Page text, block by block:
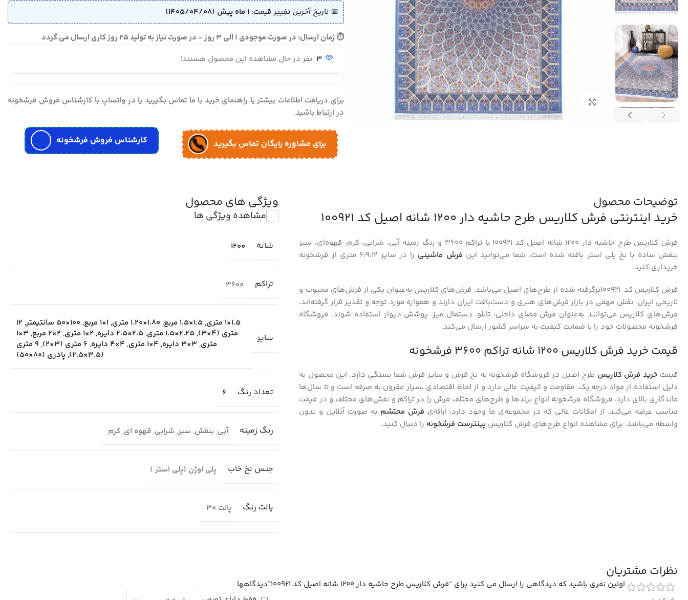
بزرگنمایی تصویر
📅 تاریخ آخرین تغییر قیمت: 1 ماه پیش (1405/04/08)
⏱ زمان ارسال: در صورت موجودی 1 الی 3 روز - در صورت نیاز به تولید 25 روز کاری ارسال می گردد
3 نفر در حال مشاهده این محصول هستند!
برای دریافت اطلاعات بیشتر یا راهنمای خرید با ما تماس بگیرید یا در واتساپ با کارشناس فروش فرشخونه
در ارتباط باشید.
برای مشاوره رایگان تماس بگیرید کارشناس فروش فرشخونه
توضیحات محصول
خرید اینترنتی فرش کلاریس طرح حاشیه دار 1200 شانه اصیل کد 100921
فرش کلاریس طرح حاشیه دار 1200 شانه اصیل کد 100921 با تراکم ۳۶۰۰ و رنگ زمینه آبی، شرابی، کرم، قهوه‌ای، سبز
بنفش ساده با نخ پلی استر بافته شده است. شما می‌توانید این فرش ماشینی
را در سایز ۶،۹،۱۲ متری از فرشخونه
خریداری کنید.
فرش کلاریس کد 100921برگرفته شده از طرح‌های اصیل می‌باشد. فرش‌های کلاریس به‌عنوان یکی از فرش‌های محبوب و
تاریخی ایران، نقش مهمی در بازار فرش‌های هنری و دست‌بافت ایران دارند و همواره مورد توجه و تقدیر قرار گرفته‌اند.
فرش‌های کلاریس می‌توانند به‌عنوان فرش فضای داخلی، تابلو، دستمال میز، پوشش دیوار استفاده شوند. فروشگاه
فرشخونه محصولات خود را با ضمانت کیفیت به سراسر کشور ارسال می‌کند.
قیمت خرید فرش کلاریس ۱۲۰۰ شانه تراکم ۳۶۰۰ فرشخونه
قیمت خرید فرش کلاریس طرح اصیل در فروشگاه فرشخونه به نخ فرش و سایز فرش شما بستگی دارد. این محصول به
دلیل استفاده از مواد درجه یک، مقاومت و کیفیت عالی دارد و از لحاظ اقتصادی بسیار مقرون به صرفه است و تا سال‌ها
ماندگاری بالای دارد. فروشگاه فرشخونه انواع برندها و طرح‌های مختلف فرش را در تراکم و نقش‌های مختلف و در قیمت
مناسب عرضه می‌کند. از امکانات عالی که در مجموعه‌ی ما وجود دارد، ارائه‌ی فرش محتشم به صورت آنلاین و بدون
واسطه می‌باشد. برای مشاهده انواع طرح‌های فرش کلاریس پینترست فرشخونه را دنبال کنید.
ویژگی های محصول
مشاهده ویژگی ها
شانه 1200
تراکم 3600
سایز
1.5×1 متری ,1.5×1.5 مربع , 1.80×1.20 متری ,1×1 مربع , 100×50 سانتیمتر ,
12
متری (4×3)
,2.25×1.5 متری ,2.5×2.5 دایره , 2×1 متری , 2×2 مربع ,
3×1
متری, 3×3 دایره , 4×1 متری , 4×4 دایره , 6 متری (3×2) ,
9 متری
(3.5×2.5)
,پادری (80×50)
تعداد رنگ 6
رنگ زمینه آبی, بنفش, سبز, شرابی, قهوه ای, کرم
جنس نخ خاب پلی اوژن (پلی استر )
پالت رنگ پالت 30
نظرات مشتریان
دیدگاهها
اولین نفری باشید که دیدگاهی را ارسال می کنید برای “فرش کلاریس طرح حاشیه دار 1200 شانه اصیل کد 100921”